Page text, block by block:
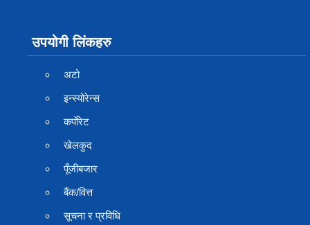
उपयोगी लिंकहरु
अटो
इन्स्योरेन्स
कर्पाेरेट
खेलकुद
पूँजीबजार
बैंक/वित्त
सूचना र प्रविधि